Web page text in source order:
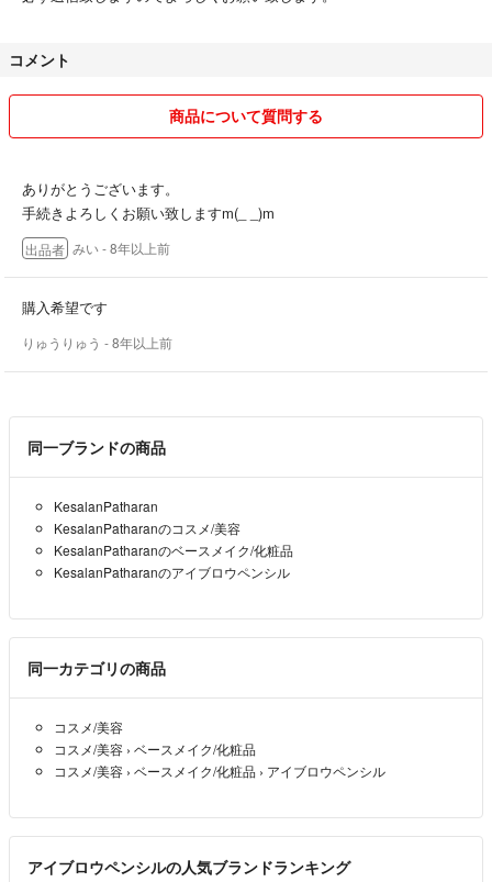
コメント
商品について質問する
ありがとうございます。
手続きよろしくお願い致しますm(_ _)m
出品者 みい- 8年以上前
購入希望です
りゅうりゅう - 8年以上前
同一ブランドの商品
KesalanPatharan
KesalanPatharanのコスメ/美容
KesalanPatharanのベースメイク/化粧品
KesalanPatharanのアイブロウペンシル
同一カテゴリの商品
コスメ/美容
コスメ/美容 › ベースメイク/化粧品
コスメ/美容 › ベースメイク/化粧品 › アイブロウペンシル
アイブロウペンシルの人気ブランドランキング